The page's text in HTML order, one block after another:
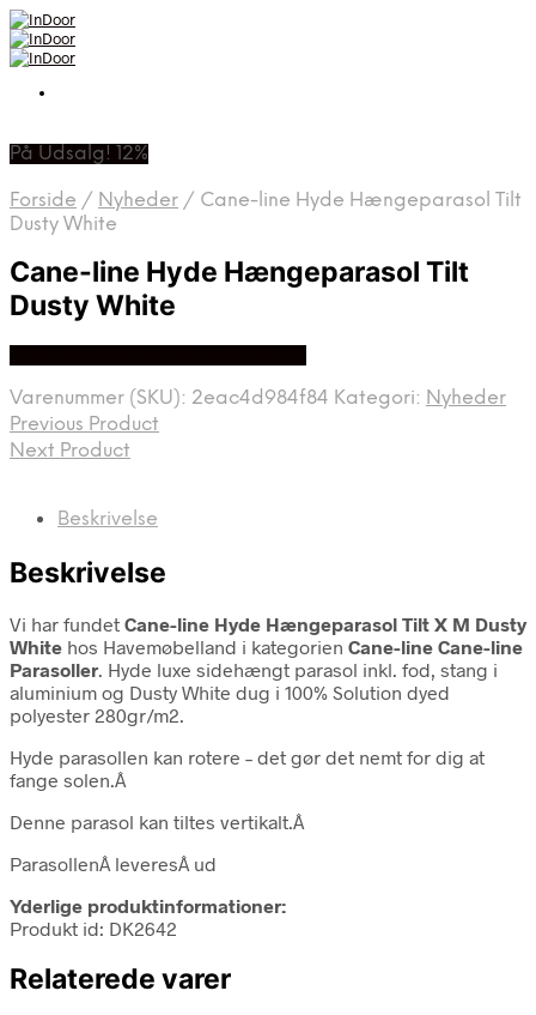
På Udsalg! 12%
Forside / Nyheder / Cane-line Hyde Hængeparasol Tilt
Dusty White
Cane-line Hyde Hængeparasol Tilt
Dusty White
Varenummer (SKU): 2eac4d984f84 Kategori: Nyheder
Previous Product
Next Product
Beskrivelse
Beskrivelse
Vi har fundet Cane-line Hyde Hængeparasol Tilt X M Dusty
White hos Havemøbelland i kategorien Cane-line Cane-line
Parasoller. Hyde luxe sidehængt parasol inkl. fod, stang i
aluminium og Dusty White dug i 100% Solution dyed
polyester 280gr/m2.
Hyde parasollen kan rotere – det gør det nemt for dig at
fange solen.Â
Denne parasol kan tiltes vertikalt.Â
ParasollenÂ leveresÂ ud
Yderlige produktinformationer:
Produkt id: DK2642
Relaterede varer